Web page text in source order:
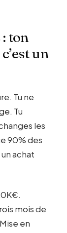
ton
un
Tu ne
Tu
les
90% des
achat
mois de
en